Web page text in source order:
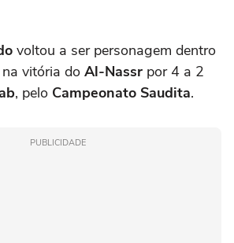
voltou a ser personagem dentro
vitória do Al-Nassr por 4 a 2
, pelo Campeonato Saudita.
PUBLICIDADE